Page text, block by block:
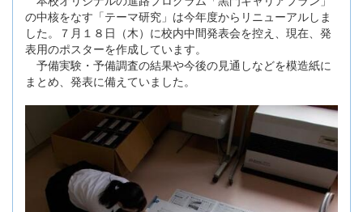
の中核をなす「テーマ研究」は今年度からリニューアルしま
した。７月１８日（木）に校内中間発表会を控え、現在、発
表用のポスターを作成しています。
予備実験・予備調査の結果や今後の見通しなどを模造紙に
まとめ、発表に備えていました。